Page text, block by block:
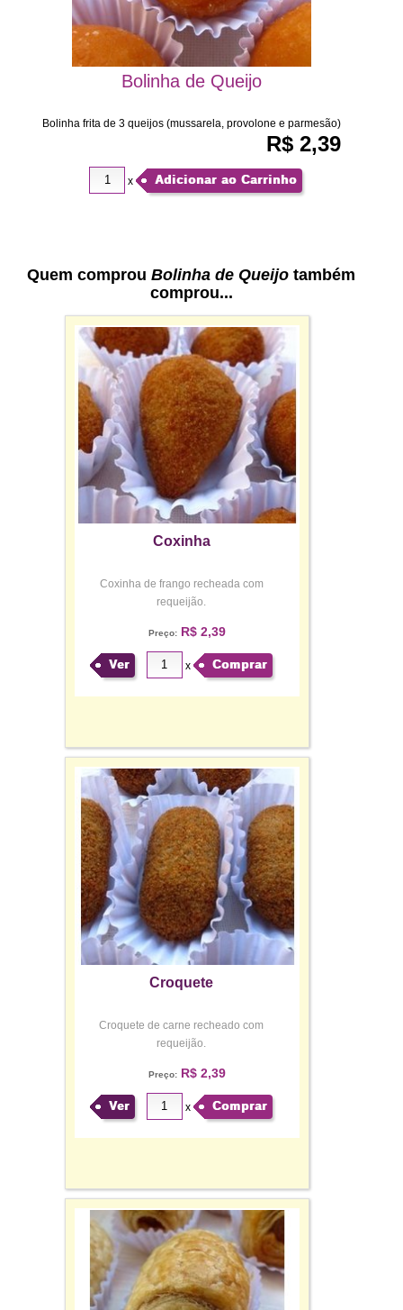
Bolinha de Queijo
Bolinha frita de 3 queijos (mussarela, provolone e parmesão)
R$ 2,39
x Adicionar ao Carrinho
Quem comprouBolinha de Queijo também
comprou...
Coxinha
Coxinha de frango recheada com
requeijão.
Preço:R$ 2,39
Ver x Comprar
Croquete
Croquete de carne recheado com
requeijão.
Preço:R$ 2,39
Ver x Comprar